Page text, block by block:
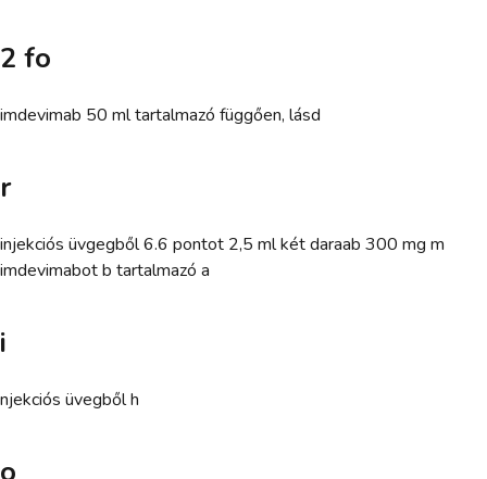
2 fo
imdevimab 50 ml tartalmazó függően, lásd
r
injekciós üvgegből 6.6 pontot 2,5 ml két daraab 300 mg m
imdevimabot b tartalmazó a
i
njekciós üvegből h